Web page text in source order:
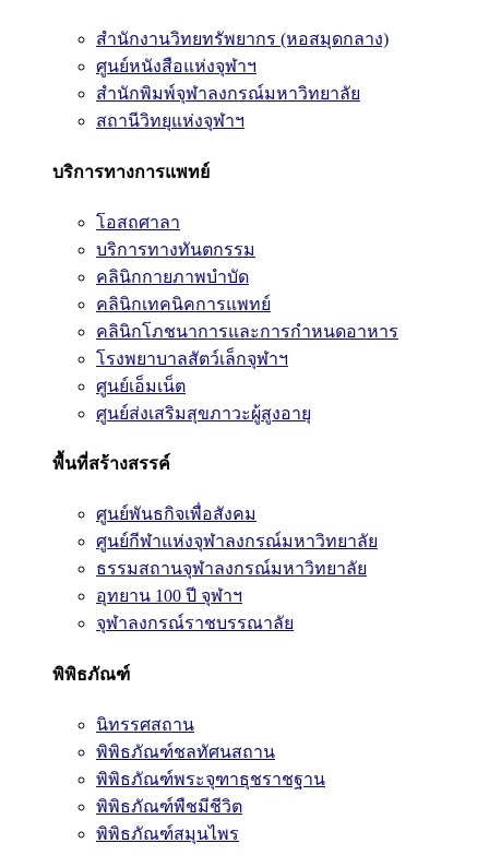
สำนักงานวิทยทรัพยากร (หอสมุดกลาง)
ศูนย์หนังสือแห่งจุฬาฯ
สำนักพิมพ์จุฬาลงกรณ์มหาวิทยาลัย
สถานีวิทยุแห่งจุฬาฯ
บริการทางการแพทย์
โอสถศาลา
บริการทางทันตกรรม
คลินิกกายภาพบำบัด
คลินิกเทคนิคการแพทย์
คลินิกโภชนาการและการกำหนดอาหาร
โรงพยาบาลสัตว์เล็กจุฬาฯ
ศูนย์เอ็มเน็ต
ศูนย์ส่งเสริมสุขภาวะผู้สูงอายุ
พื้นที่สร้างสรรค์
ศูนย์พันธกิจเพื่อสังคม
ศูนย์กีฬาแห่งจุฬาลงกรณ์มหาวิทยาลัย
ธรรมสถานจุฬาลงกรณ์มหาวิทยาลัย
อุทยาน 100 ปี จุฬาฯ
จุฬาลงกรณ์ราชบรรณาลัย
พิพิธภัณฑ์
นิทรรศสถาน
พิพิธภัณฑ์ชลทัศนสถาน
พิพิธภัณฑ์พระจุฑาธุชราชฐาน
พิพิธภัณฑ์พืชมีชีวิต
พิพิธภัณฑ์สมุนไพร